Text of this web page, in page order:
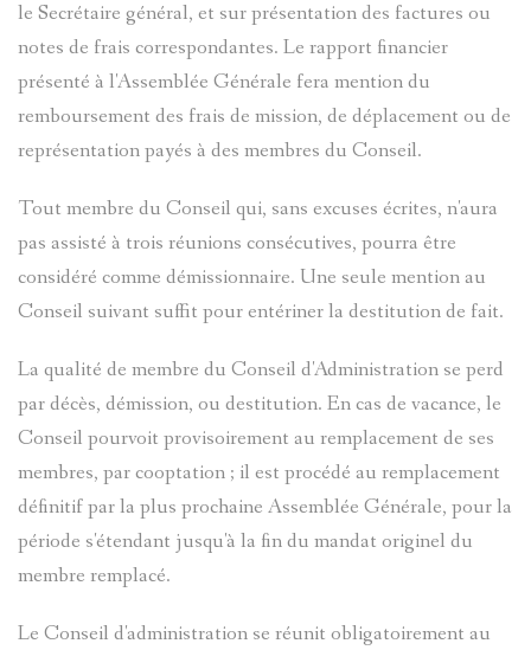
le Secrétaire général, et sur présentation des factures ou
notes de frais correspondantes. Le rapport financier
présenté à l'Assemblée Générale fera mention du
remboursement des frais de mission, de déplacement ou de
représentation payés à des membres du Conseil.
Tout membre du Conseil qui, sans excuses écrites, n'aura
pas assisté à trois réunions consécutives, pourra être
considéré comme démissionnaire. Une seule mention au
Conseil suivant suffit pour entériner la destitution de fait.
La qualité de membre du Conseil d'Administration se perd
par décès, démission, ou destitution. En cas de vacance, le
Conseil pourvoit provisoirement au remplacement de ses
membres, par cooptation ; il est procédé au remplacement
définitif par la plus prochaine Assemblée Générale, pour la
période s'étendant jusqu'à la fin du mandat originel du
membre remplacé.
Le Conseil d'administration se réunit obligatoirement au